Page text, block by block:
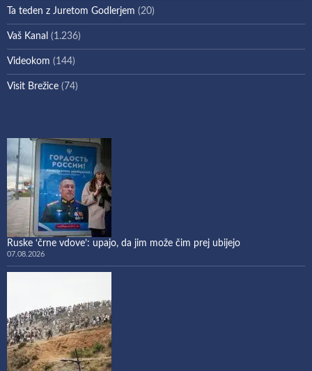
Ta teden z Juretom Godlerjem (20)
Vaš Kanal (1.236)
Videokom (144)
Visit Brežice (74)
Ruske ‘črne vdove’: upajo, da jim može čim prej ubijejo
07.08.2026